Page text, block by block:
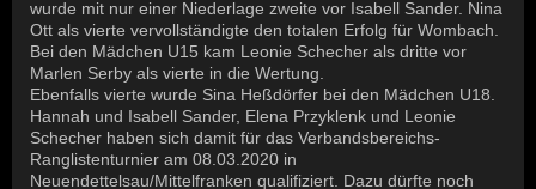
wurde mit nur einer Niederlage zweite vor Isabell Sander. Nina
Ott als vierte vervollständigte den totalen Erfolg für Wombach.
Bei den Mädchen U15 kam Leonie Schecher als dritte vor
Marlen Serby als vierte in die Wertung.
Ebenfalls vierte wurde Sina Heßdörfer bei den Mädchen U18.
Hannah und Isabell Sander, Elena Przyklenk und Leonie
Schecher haben sich damit für das Verbandsbereichs-
Ranglistenturnier am 08.03.2020 in
Neuendettelsau/Mittelfranken qualifiziert. Dazu dürfte noch